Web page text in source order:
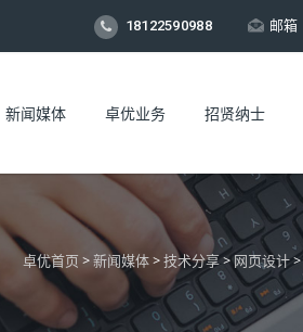
18122590988 邮箱
新闻媒体 卓优业务 招贤纳士
卓优首页 >新闻媒体>技术分享>网页设计>